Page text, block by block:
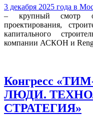
3 декабря 2025 года в
– крупный смотр
проектирования,
капитального
компании АСКОН и
Конгресс
ЛЮДИ.
СТРАТЕГИЯ»